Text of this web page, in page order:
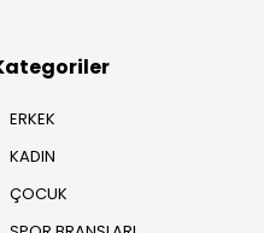
ERKEK
KADIN
ÇOCUK